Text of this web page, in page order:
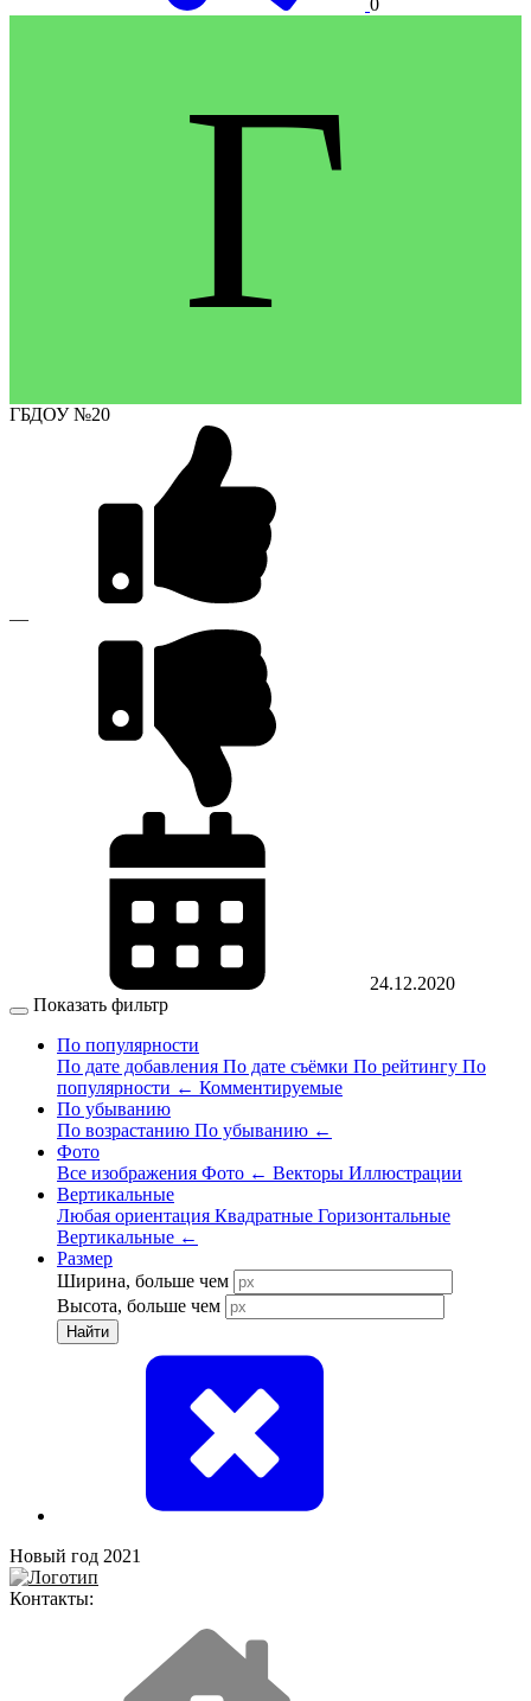
0
Г
ГБДОУ №20
—
24.12.2020
Показать фильтр
По популярности
По дате добавления По дате съёмки По рейтингу По
популярности ← Комментируемые
По убыванию
По возрастанию По убыванию ←
Фото
Все изображения Фото ← Векторы Иллюстрации
Вертикальные
Любая ориентация Квадратные Горизонтальные
Вертикальные ←
Размер
Ширина, больше чем
Высота, больше чем
Найти
Новый год 2021
Контакты: